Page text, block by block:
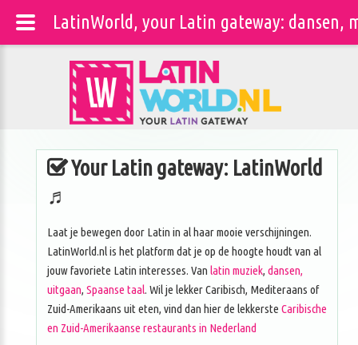
Your Latin gateway: LatinWorld
♬
Laat je bewegen door Latin in al haar mooie verschijningen.
LatinWorld.nl is het platform dat je op de hoogte houdt van al
jouw favoriete Latin interesses. Van latin muziek, dansen,
uitgaan, Spaanse taal. Wil je lekker Caribisch, Mediteraans of
Zuid-Amerikaans uit eten, vind dan hier de lekkerste Caribische
en Zuid-Amerikaanse restaurants in Nederland
LatinWorld, your Latin gateway: dansen,